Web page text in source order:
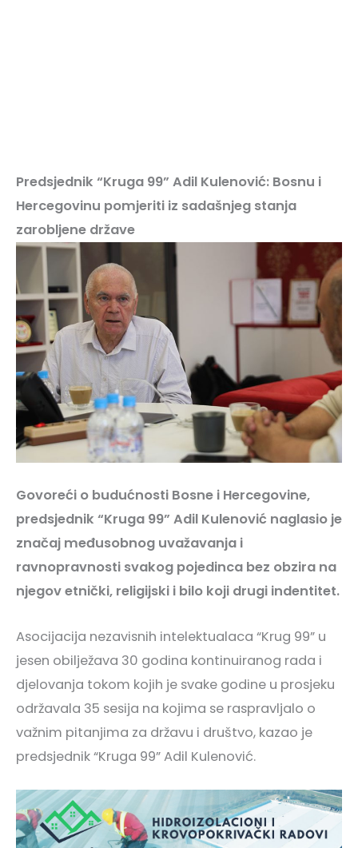
Predsjednik “Kruga 99” Adil Kulenović: Bosnu i
Hercegovinu pomjeriti iz sadašnjeg stanja
zarobljene države
Govoreći o budućnosti Bosne i Hercegovine,
predsjednik “Kruga 99” Adil Kulenović naglasio je
značaj međusobnog uvažavanja i
ravnopravnosti svakog pojedinca bez obzira na
njegov etnički, religijski i bilo koji drugi indentitet.
Asocijacija nezavisnih intelektualaca “Krug 99” u
jesen obilježava 30 godina kontinuiranog rada i
djelovanja tokom kojih je svake godine u prosjeku
održavala 35 sesija na kojima se raspravljalo o
važnim pitanjima za državu i društvo, kazao je
predsjednik “Kruga 99” Adil Kulenović.